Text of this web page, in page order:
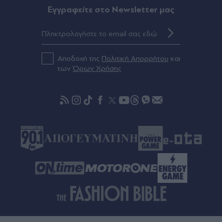
Έρωτας και εκδίκηση με "Κρίνο και
αγκάθι": Γεροντιδάκης, Παντούση, Διδασκάλου,
δραματική σειρά του ΑΝΤ1 (Βίντεο)
Eγγραφείτε στο Newsletter μας
Αποδοχή της Πολιτική Απορρήτου και
τωνΌρων Χρήσης